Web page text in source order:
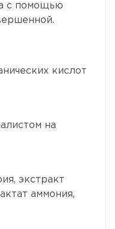
с помощью
кислот
на
экстракт
аммония,